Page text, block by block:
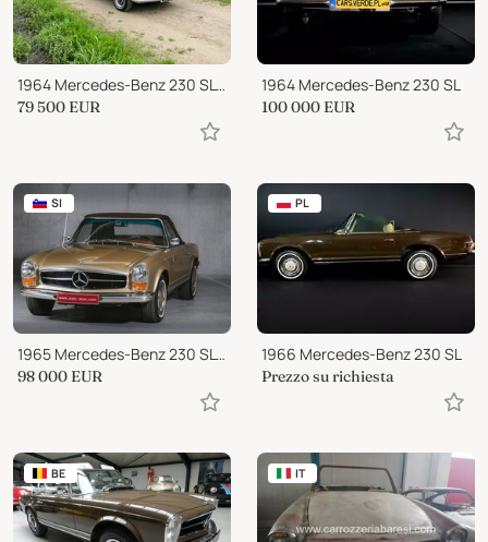
1964 Mercedes-Benz 230 SL Pagode
79 500 EUR
1964 Mercedes-Benz 230 SL
100 000 EUR
SI
1965 Mercedes-Benz 230 SL Pagoda
98 000 EUR
PL
1966 Mercedes-Benz 230 SL
Prezzo su richiesta
BE IT